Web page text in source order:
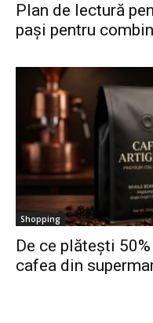
Plan de lectură
pași pentru
Shopping
De ce plătești
cafea din